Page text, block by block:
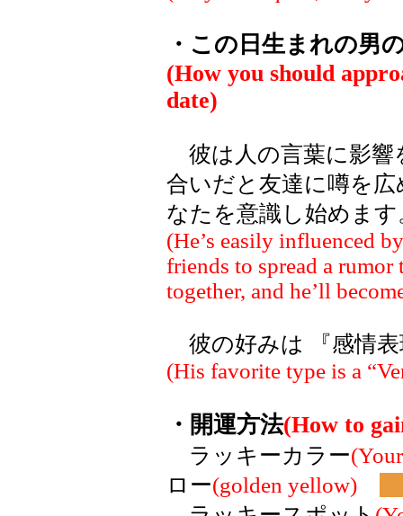
・この日生まれの男
(How you should
date)
彼は人の言葉に影響
合いだと友達に噂を
なたを意識し始めます
(He’s easily influenced
friends to spread a
together, and he’ll
彼の好みは 『感情
(His favorite type is a
・開運方法(How to
ラッキーカラー
ロー(golden yellow)